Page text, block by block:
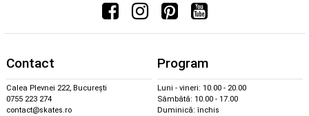
Contact
Calea Plevnei 222, București
0755 223 274
contact@skates.ro
Program
Luni - vineri: 10.00 - 20.00
Sâmbătă: 10.00 - 17.00
Duminică: închis